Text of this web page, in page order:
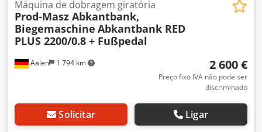
Aalen 1 794 km
Máquina de dobragem giratória
Prod-Masz Abkantbank,
Biegemaschine Abkantbank RED
PLUS 2200/0.8 + Fußpedal
2 600 €
Preço fixo IVA não pode ser
discriminado
Solicitar Ligar